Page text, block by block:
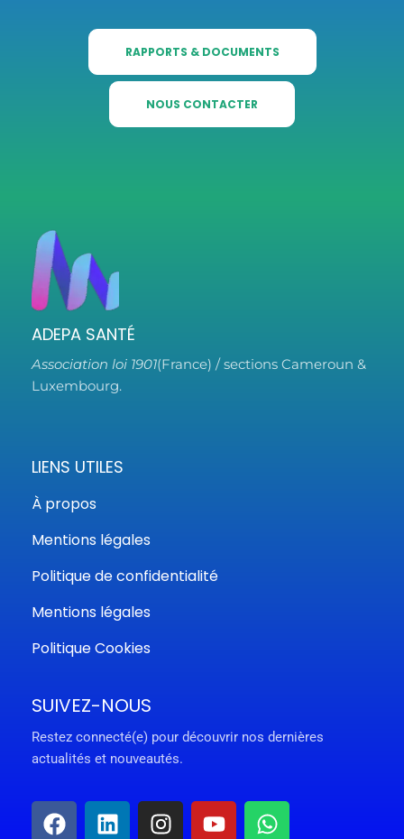
RAPPORTS & DOCUMENTS
NOUS CONTACTER
ADEPA SANTÉ
Association loi 1901(France) / sections Cameroun &
Luxembourg.
LIENS UTILES
À propos
Mentions légales
Politique de confidentialité
Mentions légales
Politique Cookies
SUIVEZ-NOUS
Restez connecté(e) pour découvrir nos dernières
actualités et nouveautés.
F
L
I
Y
W